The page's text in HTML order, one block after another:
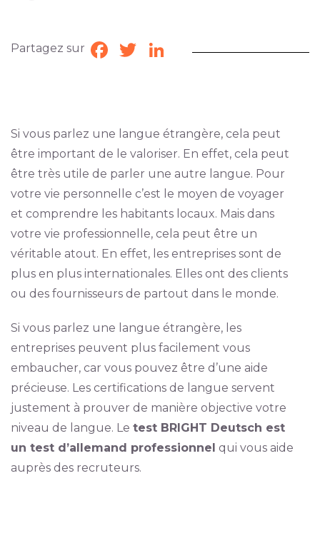
Partagez sur Facebook
TwitterLinkedIn
Si vous parlez une langue étrangère, cela peut
être important de le valoriser. En effet, cela peut
être très utile de parler une autre langue. Pour
votre vie personnelle c’est le moyen de voyager
et comprendre les habitants locaux. Mais dans
votre vie professionnelle, cela peut être un
véritable atout. En effet, les entreprises sont de
plus en plus internationales. Elles ont des clients
ou des fournisseurs de partout dans le monde.
Si vous parlez une langue étrangère, les
entreprises peuvent plus facilement vous
embaucher, car vous pouvez être d’une aide
précieuse. Les certifications de langue servent
justement à prouver de manière objective votre
niveau de langue. Le test BRIGHT Deutsch est
un test d’allemand professionnel qui vous aide
auprès des recruteurs.